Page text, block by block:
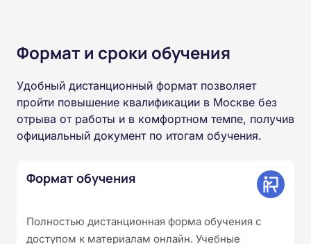
Формат и сроки обучения
Удобный дистанционный формат позволяет
пройти повышение квалификации в Москве без
отрыва от работы и в комфортном темпе, получив
официальный документ по итогам обучения.
Формат обучения
Полностью дистанционная форма обучения с
доступом к материалам онлайн. Учебные